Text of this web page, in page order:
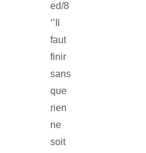
ed/8
‘’Il
faut
finir
sans
que
rien
ne
soit